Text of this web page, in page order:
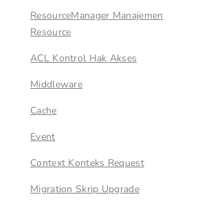
ResourceManager Manajemen
Resource
ACL Kontrol Hak Akses
Middleware
Cache
Event
Context Konteks Request
Migration Skrip Upgrade